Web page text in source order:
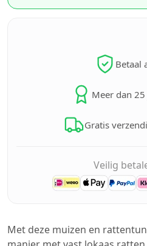
Betaal
Meer dan
Gratis
Veilig
Met deze muizen en